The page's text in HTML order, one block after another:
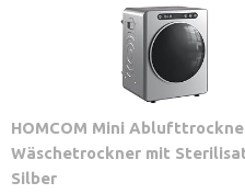
HOMCOM Mini
Wäschetrockner mit
Silber